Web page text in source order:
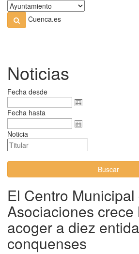
Cuenca.es
Noticias
Fecha desde
Fecha hasta
Noticia
Buscar
El Centro Municipal
Asociaciones crece
acoger a diez
conquenses